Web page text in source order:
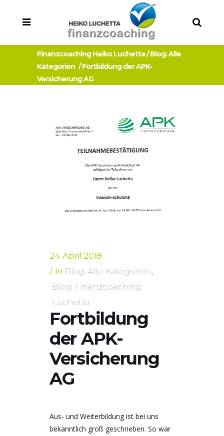
Finanzcoaching Heiko Luchetta/Blog: Alle
Kategorien /Fortbildung der APK-
Versicherung AG
24. April 2018
In Blog: Alle Kategorien,
Blog: Finanzcoaching
Luchetta
Fortbildung
der APK-
Versicherung
AG
Aus- und Weiterbildung ist bei uns
bekanntlich groß geschrieben. So war